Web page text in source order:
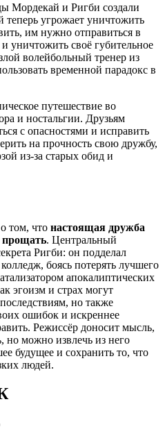
Мордекай и Ригби создали
теперь угрожает уничтожить
им нужно отправиться в
уничтожить своё губительное
волейбольный тренер из
временной парадокс в
путешествие во
и ностальгии. Друзьям
с опасностями и исправить
на прочность свою дружбу,
из-за старых обид и
том, что настоящая дружба
прощать. Центральный
Ригби: он подделал
боясь потерять лучшего
апокалиптических
эгоизм и страх могут
но также
ошибок и искреннее
Режиссёр доносит мысль,
но можно извлечь из него
будущее и сохранить то, что
людей.